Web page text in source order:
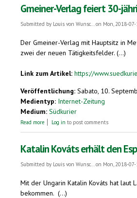
Gmeiner-Verlag feiert 30-
Submitted by Louis von Wunsc...on Mon, 2018-07-
Der Gmeiner-Verlag mit Hauptsitz in
zwei der neuen Tätigkeitsfelder. (...)
Link zum Artikel: https://
Veröffentlichung: Sabato, 10.
Medientyp: Internet-Zeitung
Medium: Südkurier
Read more about Gmeiner-Verlag feiert 30-
Log in to post comments
Katalin Kováts erhält den
Submitted by Louis von Wunsc...on Mon, 2018-07-
Mit der Ungarin Katalin Kováts hat laut
bekommen. (...)